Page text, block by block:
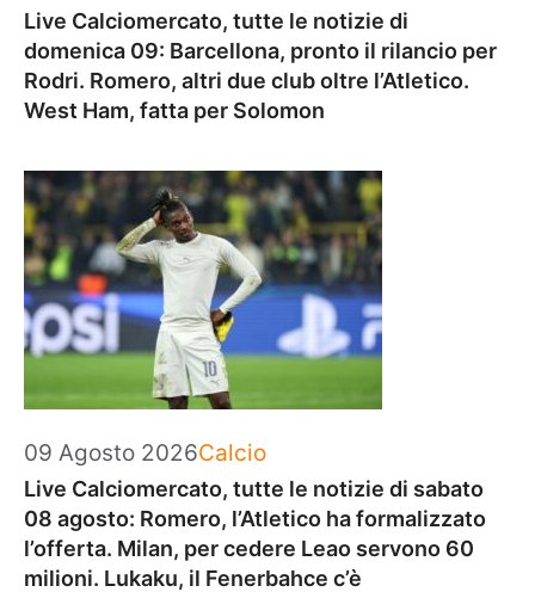
Live Calciomercato, tutte le notizie di
domenica 09: Barcellona, pronto il rilancio per
Rodri. Romero, altri due club oltre l’Atletico.
West Ham, fatta per Solomon
09 Agosto 2026Categorie
Calcio
Live Calciomercato, tutte le notizie di sabato
08 agosto: Romero, l’Atletico ha formalizzato
l’offerta. Milan, per cedere Leao servono 60
milioni. Lukaku, il Fenerbahce c’è